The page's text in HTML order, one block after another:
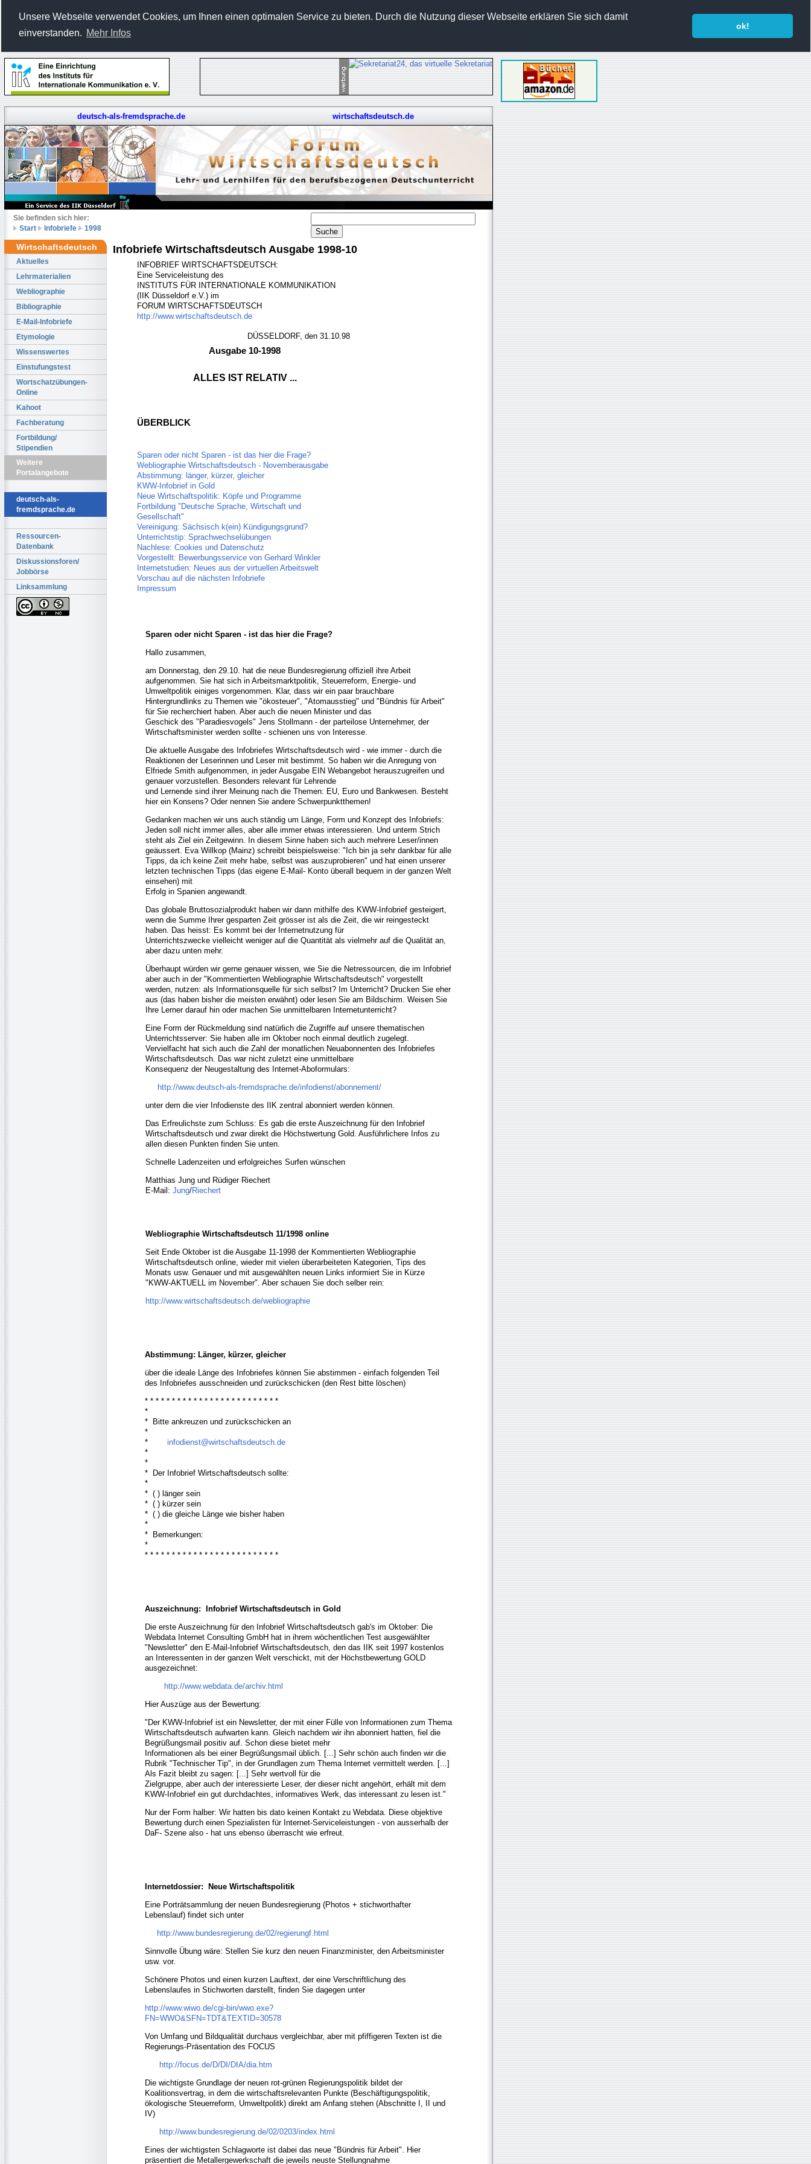
Unsere Webseite verwendet Cookies, um Ihnen einen optimalen Service zu bieten. Durch die Nutzung dieser Webseite erklären Sie sich damit
einverstanden. Mehr Infos
ok!
deutsch-als-fremdsprache.de wirtschaftsdeutsch.de
Sie befinden sich hier:
Start
Infobriefe 1998
Wirtschaftsdeutsch
Aktuelles
Lehrmaterialien
Webliographie
Bibliographie
E-Mail-Infobriefe
Etymologie
Wissenswertes
Einstufungstest
Wortschatzübungen-
Online
Kahoot
Fachberatung
Fortbildung/
Stipendien
Weitere
Portalangebote
deutsch-als-
fremdsprache.de
Ressourcen-
Datenbank
Diskussionsforen/
Jobbörse
Linksammlung
Infobriefe Wirtschaftsdeutsch Ausgabe 1998-10
INFOBRIEF WIRTSCHAFTSDEUTSCH:
Eine Serviceleistung des
INSTITUTS FÜR INTERNATIONALE KOMMUNIKATION
(IIK Düsseldorf e.V.) im
FORUM WIRTSCHAFTSDEUTSCH
http://www.wirtschaftsdeutsch.de
DÜSSELDORF, den 31.10.98
Ausgabe 10-1998
ALLES IST RELATIV ...
ÜBERBLICK
Sparen oder nicht Sparen - ist das hier die Frage?
Webliographie Wirtschaftsdeutsch - Novemberausgabe
Abstimmung: länger, kürzer, gleicher
KWW-Infobrief in Gold
Neue Wirtschaftspolitik: Köpfe und Programme
Fortbildung "Deutsche Sprache, Wirtschaft und
Gesellschaft"
Vereinigung: Sächsisch k(ein) Kündigungsgrund?
Unterrichtstip: Sprachwechselübungen
Nachlese: Cookies und Datenschutz
Vorgestellt: Bewerbungsservice von Gerhard Winkler
Internetstudien: Neues aus der virtuellen Arbeitswelt
Vorschau auf die nächsten Infobriefe
Impressum
Sparen oder nicht Sparen - ist das hier die Frage?
Hallo zusammen,
am Donnerstag, den 29.10. hat die neue Bundesregierung offiziell ihre Arbeit
aufgenommen. Sie hat sich in Arbeitsmarktpolitik, Steuerreform, Energie- und
Umweltpolitik einiges vorgenommen. Klar, dass wir ein paar brauchbare
Hintergrundlinks zu Themen wie "ökosteuer", "Atomausstieg" und "Bündnis für Arbeit"
für Sie recherchiert haben. Aber auch die neuen Minister und das
Geschick des "Paradiesvogels" Jens Stollmann - der parteilose Unternehmer, der
Wirtschaftsminister werden sollte - schienen uns von Interesse.
Die aktuelle Ausgabe des Infobriefes Wirtschaftsdeutsch wird - wie immer - durch die
Reaktionen der Leserinnen und Leser mit bestimmt. So haben wir die Anregung von
Elfriede Smith aufgenommen, in jeder Ausgabe EIN Webangebot herauszugreifen und
genauer vorzustellen. Besonders relevant für Lehrende
und Lernende sind ihrer Meinung nach die Themen: EU, Euro und Bankwesen. Besteht
hier ein Konsens? Oder nennen Sie andere Schwerpunktthemen!
Gedanken machen wir uns auch ständig um Länge, Form und Konzept des Infobriefs:
Jeden soll nicht immer alles, aber alle immer etwas interessieren. Und unterm Strich
steht als Ziel ein Zeitgewinn. In diesem Sinne haben sich auch mehrere Leser/innen
geäussert. Eva Willkop (Mainz) schreibt beispielsweise: "Ich bin ja sehr dankbar für alle
Tipps, da ich keine Zeit mehr habe, selbst was auszuprobieren" und hat einen unserer
letzten technischen Tipps (das eigene E-Mail- Konto überall bequem in der ganzen Welt
einsehen) mit
Erfolg in Spanien angewandt.
Das globale Bruttosozialprodukt haben wir dann mithilfe des KWW-Infobrief gesteigert,
wenn die Summe Ihrer gesparten Zeit grösser ist als die Zeit, die wir reingesteckt
haben. Das heisst: Es kommt bei der Internetnutzung für
Unterrichtszwecke vielleicht weniger auf die Quantität als vielmehr auf die Qualität an,
aber dazu unten mehr.
Überhaupt würden wir gerne genauer wissen, wie Sie die Netressourcen, die im Infobrief
aber auch in der "Kommentierten Webliographie Wirtschaftsdeutsch" vorgestellt
werden, nutzen: als Informationsquelle für sich selbst? Im Unterricht? Drucken Sie eher
aus (das haben bisher die meisten erwähnt) oder lesen Sie am Bildschirm. Weisen Sie
Ihre Lerner darauf hin oder machen Sie unmittelbaren Internetunterricht?
Eine Form der Rückmeldung sind natürlich die Zugriffe auf unsere thematischen
Unterrichtsserver: Sie haben alle im Oktober noch einmal deutlich zugelegt.
Vervielfacht hat sich auch die Zahl der monatlichen Neuabonnenten des Infobriefes
Wirtschaftsdeutsch. Das war nicht zuletzt eine unmittelbare
Konsequenz der Neugestaltung des Internet-Aboformulars:
http://www.deutsch-als-fremdsprache.de/infodienst/abonnement/
unter dem die vier Infodienste des IIK zentral abonniert werden können.
Das Erfreulichste zum Schluss: Es gab die erste Auszeichnung für den Infobrief
Wirtschaftsdeutsch und zwar direkt die Höchstwertung Gold. Ausführlichere Infos zu
allen diesen Punkten finden Sie unten.
Schnelle Ladenzeiten und erfolgreiches Surfen wünschen
Matthias Jung und Rüdiger Riechert
E-Mail: Jung/Riechert
Webliographie Wirtschaftsdeutsch 11/1998 online
Seit Ende Oktober ist die Ausgabe 11-1998 der Kommentierten Webliographie
Wirtschaftsdeutsch online, wieder mit vielen überarbeiteten Kategorien, Tips des
Monats usw. Genauer und mit ausgewählten neuen Links informiert Sie in Kürze
"KWW-AKTUELL im November". Aber schauen Sie doch selber rein:
http://www.wirtschaftsdeutsch.de/webliographie
Abstimmung: Länger, kürzer, gleicher
über die ideale Länge des Infobriefes können Sie abstimmen - einfach folgenden Teil
des Infobriefes ausschneiden und zurückschicken (den Rest bitte löschen)
* * * * * * * * * * * * * * * * * * * * * * * * *
*
* Bitte ankreuzen und zurückschicken an
*
* infodienst@wirtschaftsdeutsch.de
*
*
* Der Infobrief Wirtschaftsdeutsch sollte:
*
* ( ) länger sein
* ( ) kürzer sein
* ( ) die gleiche Länge wie bisher haben
*
* Bemerkungen:
*
* * * * * * * * * * * * * * * * * * * * * * * * *
Auszeichnung: Infobrief Wirtschaftsdeutsch in Gold
Die erste Auszeichnung für den Infobrief Wirtschaftsdeutsch gab's im Oktober: Die
Webdata Internet Consulting GmbH hat in ihrem wöchentlichen Test ausgewählter
"Newsletter" den E-Mail-Infobrief Wirtschaftsdeutsch, den das IIK seit 1997 kostenlos
an Interessenten in der ganzen Welt verschickt, mit der Höchstbewertung GOLD
ausgezeichnet:
http://www.webdata.de/archiv.html
Hier Auszüge aus der Bewertung:
"Der KWW-Infobrief ist ein Newsletter, der mit einer Fülle von Informationen zum Thema
Wirtschaftsdeutsch aufwarten kann. Gleich nachdem wir ihn abonniert hatten, fiel die
Begrüßungsmail positiv auf. Schon diese bietet mehr
Informationen als bei einer Begrüßungsmail üblich. [...] Sehr schön auch finden wir die
Rubrik "Technischer Tip", in der Grundlagen zum Thema Internet vermittelt werden. [...]
Als Fazit bleibt zu sagen: [...] Sehr wertvoll für die
Zielgruppe, aber auch der interessierte Leser, der dieser nicht angehört, erhält mit dem
KWW-Infobrief ein gut durchdachtes, informatives Werk, das interessant zu lesen ist."
Nur der Form halber: Wir hatten bis dato keinen Kontakt zu Webdata. Diese objektive
Bewertung durch einen Spezialisten für Internet-Serviceleistungen - von ausserhalb der
DaF- Szene also - hat uns ebenso überrascht wie erfreut.
Internetdossier: Neue Wirtschaftspolitik
Eine Porträtsammlung der neuen Bundesregierung (Photos + stichworthafter
Lebenslauf) findet sich unter
http://www.bundesregierung.de/02/regierungf.html
Sinnvolle Übung wäre: Stellen Sie kurz den neuen Finanzminister, den Arbeitsminister
usw. vor.
Schönere Photos und einen kurzen Lauftext, der eine Verschriftlichung des
Lebenslaufes in Stichworten darstellt, finden Sie dagegen unter
http://www.wiwo.de/cgi-bin/wwo.exe?
FN=WWO&SFN=TDT&TEXTID=30578
Von Umfang und Bildqualität durchaus vergleichbar, aber mit pfiffigeren Texten ist die
Regierungs-Präsentation des FOCUS
http://focus.de/D/DI/DIA/dia.htm
Die wichtigste Grundlage der neuen rot-grünen Regierungspolitik bildet der
Koalitionsvertrag, in dem die wirtschaftsrelevanten Punkte (Beschäftigungspolitik,
ökologische Steuerreform, Umweltpolitk) direkt am Anfang stehen (Abschnitte I, II und
IV)
http://www.bundesregierung.de/02/0203/index.html
Eines der wichtigsten Schlagworte ist dabei das neue "Bündnis für Arbeit". Hier
präsentiert die Metallergewerkschaft die jeweils neuste Stellungnahme